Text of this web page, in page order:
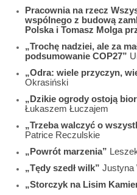
Pracownia na rzecz
wspólnego z budową
Polska i Tomasz Molga
„Trochę nadziei, ale za
podsumowanie COP27”
„Odra: wiele przyczyn,
Okrasiński
„Dzikie ogrody ostoją
Łukaszem Łuczajem
„Trzeba walczyć o
Patrice Reczulskie
„Powrót marzenia”
„Tędy szedł wilk” Justyna
„Storczyk na Lisim